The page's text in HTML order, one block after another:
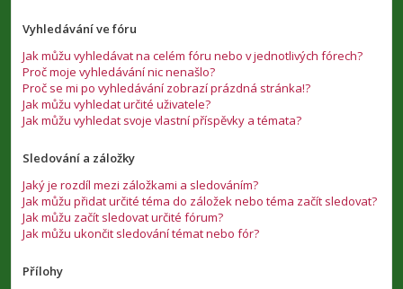
Vyhledávání ve fóru
Jak můžu vyhledávat na celém fóru nebo v jednotlivých fórech?
Proč moje vyhledávání nic nenašlo?
Proč se mi po vyhledávání zobrazí prázdná stránka!?
Jak můžu vyhledat určité uživatele?
Jak můžu vyhledat svoje vlastní příspěvky a témata?
Sledování a záložky
Jaký je rozdíl mezi záložkami a sledováním?
Jak můžu přidat určité téma do záložek nebo téma začít sledovat?
Jak můžu začít sledovat určité fórum?
Jak můžu ukončit sledování témat nebo fór?
Přílohy